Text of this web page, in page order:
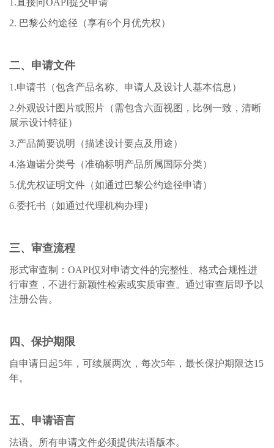
2. 巴黎公约途径（享有6个月优先权）
二、申请文件
1.申请书（包含产品名称、申请人及设计人基本信息）
2.外观设计图片或照片（需包含六面视图，比例一致，清晰
展示设计特征）
3.产品简要说明（描述设计要点及用途）
4.洛迦诺分类号（准确标明产品所属国际分类）
5.优先权证明文件（如通过巴黎公约途径申请）
6.委托书（如通过代理机构办理）
三、审查流程
形式审查制： OAPI仅对申请文件的完整性、格式合规性进
行审查，不进行新颖性检索或实质审查。通过审查后即予以
注册公告。
四、保护期限
自申请日起5年，可续展两次，每次5年，最长保护期限达15
年。
五、申请语言
法语。所有申请文件必须提供法语版本。